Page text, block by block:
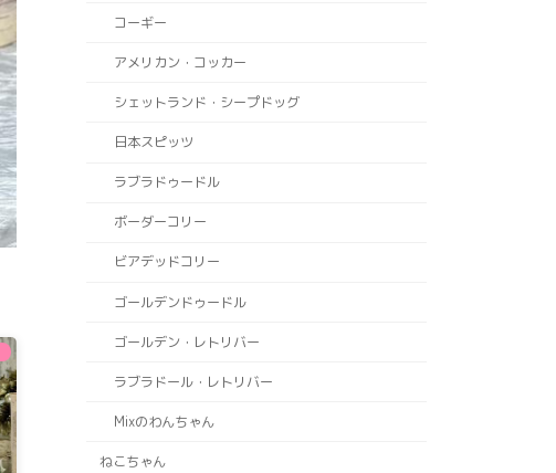
コーギー
アメリカン・コッカー
シェットランド・シープドッグ
日本スピッツ
ラブラドゥードル
ボーダーコリー
ビアデッドコリー
ゴールデンドゥードル
ゴールデン・レトリバー
ラブラドール・レトリバー
Mixのわんちゃん
ねこちゃん